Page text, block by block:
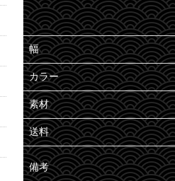
幅
カラー
素材
送料
備考